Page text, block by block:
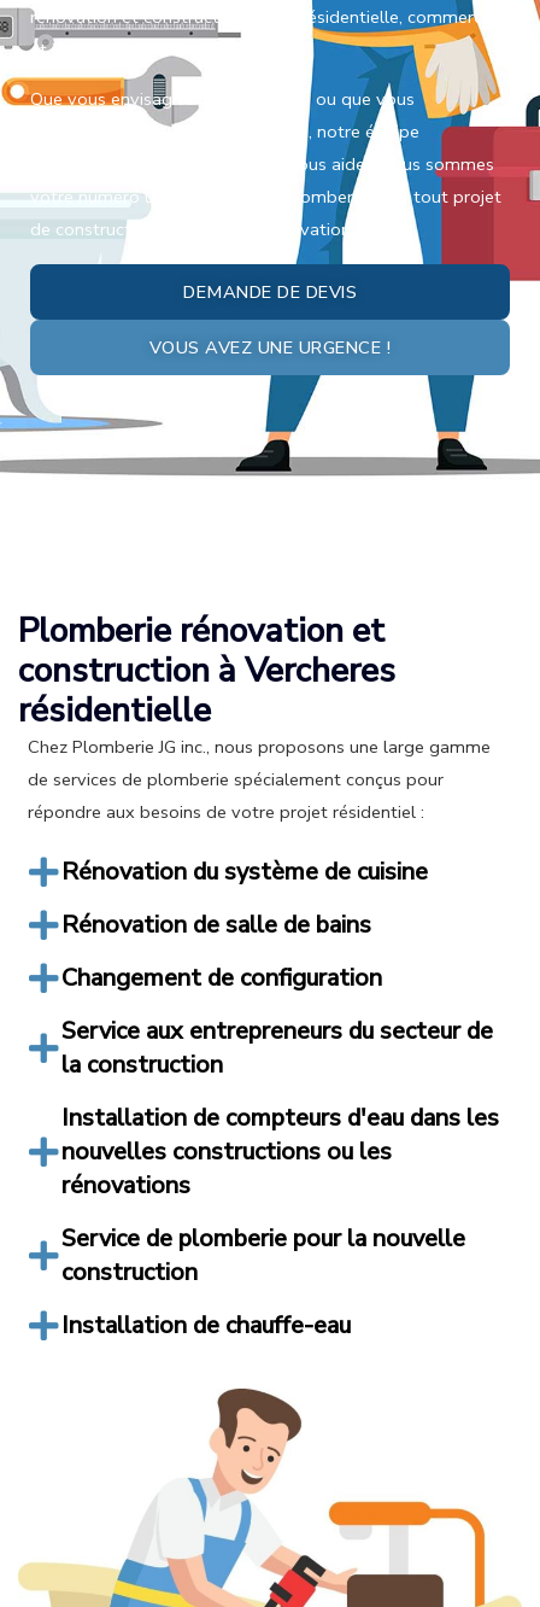
rénovation et construction neuve résidentielle, commerciale
et industrielle.
Que vous envisagiez une extension ou que vous
construisiez une nouvelle structure, notre équipe
hautement qualifiée est prête à vous aider. Nous sommes
votre numéro un en matière de plomberie pour tout projet
de construction neuve ou de rénovation.
DEMANDE DE DEVIS
VOUS AVEZ UNE URGENCE !
Plomberie rénovation et
construction à Vercheres
résidentielle
Chez Plomberie JG inc., nous proposons une large gamme
de services de plomberie spécialement conçus pour
répondre aux besoins de votre projet résidentiel :
Rénovation du système de cuisine
Rénovation de salle de bains
Changement de configuration
Service aux entrepreneurs du secteur de
la construction
Installation de compteurs d'eau dans les
nouvelles constructions ou les
rénovations
Service de plomberie pour la nouvelle
construction
Installation de chauffe-eau